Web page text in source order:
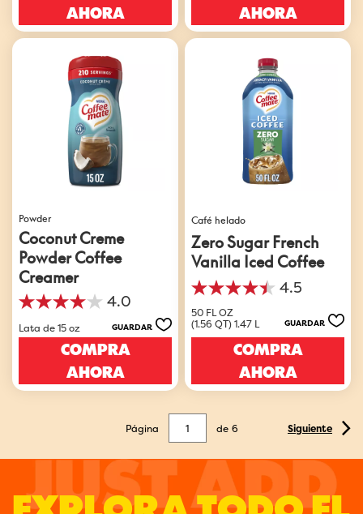
AHORA
AHORA
Powder
Coconut Creme
Powder Coffee
Creamer
4.0
4.0
de
5
estrellas.
reseñas
Lata de 15 oz GUARDAR
COMPRA
AHORA
Café helado
Zero Sugar French
Vanilla Iced Coffee
4.5
4.5
de
5
estrellas.
50 FL OZ
(1.56 QT) 1.47 L
GUARDAR
COMPRA
AHORA
Página de 6 Siguiente